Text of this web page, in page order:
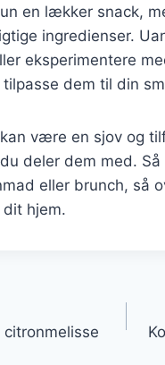
en lækker snack,
ingredienser.
eksperimentere
dem til din
være en sjov og
deler dem med.
eller brunch, så
hjem.